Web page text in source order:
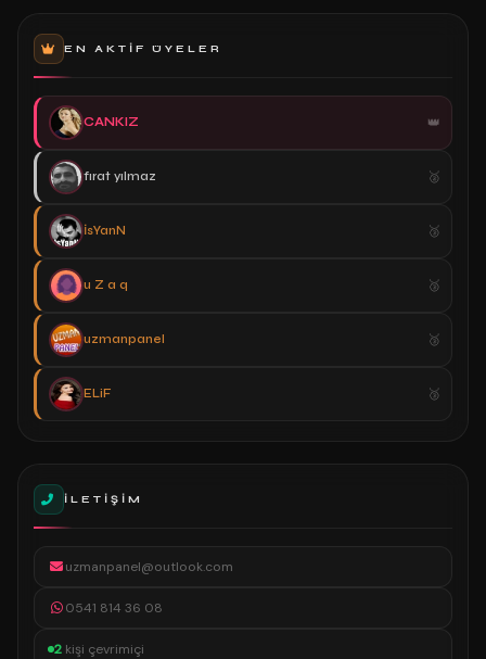
EN AKTIF ÜYELER
CANKIZ
fırat yılmaz
İsYanN
u Z a q
uzmanpanel
ELiF
İLETIŞIM
uzmanpanel@outlook.com
0541 814 36 08
2 kişi çevrimiçi